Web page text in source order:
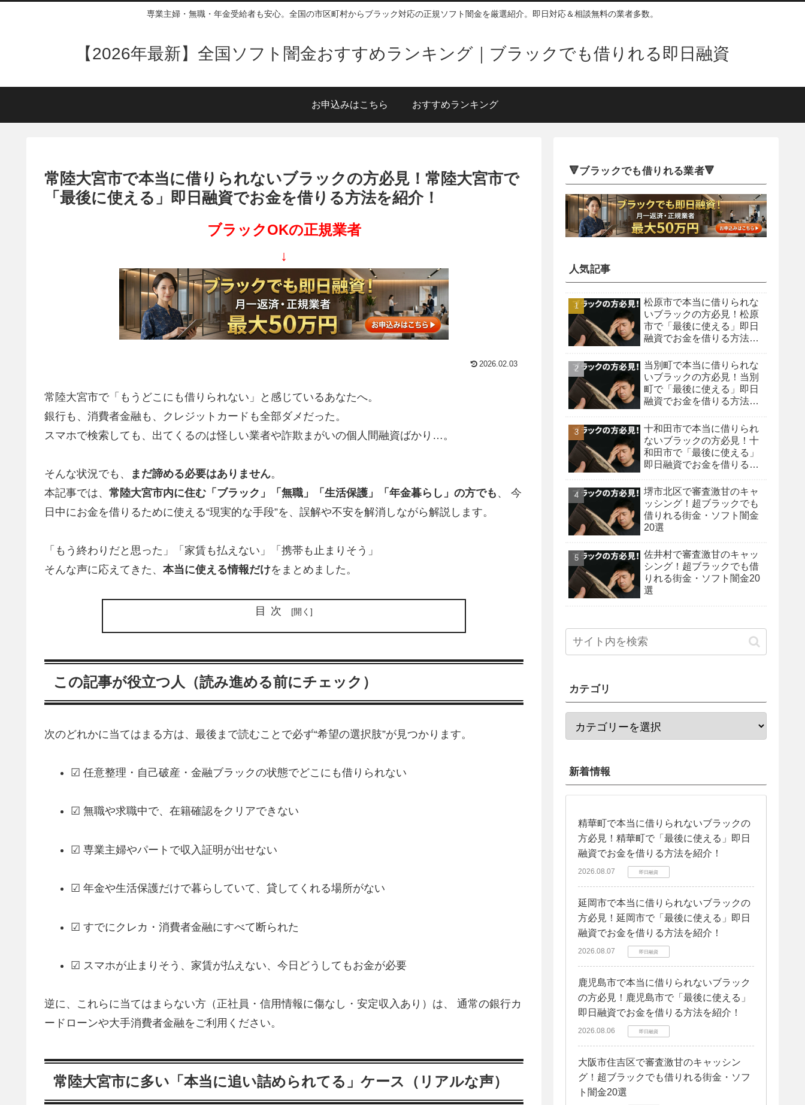
専業主婦・無職・年金受給者も安心。全国の市区町村からブラック対応の正規ソフト闇金を厳選紹介。即日対応＆相談無料の業者多数。
【2026年最新】全国ソフト闇金おすすめランキング｜ブラックでも借りれる即日融資
お申込みはこちら おすすめランキング
常陸大宮市で本当に借りられないブラックの方必見！常陸大宮市で
「最後に使える」即日融資でお金を借りる方法を紹介！
ブラックOKの正規業者
↓
2026.02.03
常陸大宮市で「もうどこにも借りられない」と感じているあなたへ。
銀行も、消費者金融も、クレジットカードも全部ダメだった。
スマホで検索しても、出てくるのは怪しい業者や詐欺まがいの個人間融資ばかり…。
そんな状況でも、 まだ諦める必要はありません。
本記事では、 常陸大宮市内に住む「ブラック」「無職」「生活保護」「年金暮らし」の方でも 、 今
日中にお金を借りるために使える“現実的な手段”を、誤解や不安を解消しながら解説します。
「もう終わりだと思った」「家賃も払えない」「携帯も止まりそう」
そんな声に応えてきた、 本当に使える情報だけをまとめました。
目次
この記事が役立つ人（読み進める前にチェック）
次のどれかに当てはまる方は、最後まで読むことで必ず“希望の選択肢”が見つかります。
☑ 任意整理・自己破産・金融ブラックの状態でどこにも借りられない
☑ 無職や求職中で、在籍確認をクリアできない
☑ 専業主婦やパートで収入証明が出せない
☑ 年金や生活保護だけで暮らしていて、貸してくれる場所がない
☑ すでにクレカ・消費者金融にすべて断られた
☑ スマホが止まりそう、家賃が払えない、今日どうしてもお金が必要
逆に、これらに当てはまらない方（正社員・信用情報に傷なし・安定収入あり）は、 通常の銀行カ
ードローンや大手消費者金融をご利用ください。
常陸大宮市に多い「本当に追い詰められてる」ケース（リアルな声）
🔻ブラックでも借りれる業者🔻
人気記事
松原市で本当に借りられな
いブラックの方必見！松原
市で「最後に使える」即日
融資でお金を借りる方法を
当別町で本当に借りられな
いブラックの方必見！当別
町で「最後に使える」即日
融資でお金を借りる方法を
十和田市で本当に借りられ
ないブラックの方必見！十
和田市で「最後に使える」
即日融資でお金を借りる方
堺市北区で審査激甘のキャ
ッシング！超ブラックでも
借りれる街金・ソフト闇金
20選
佐井村で審査激甘のキャッ
シング！超ブラックでも借
りれる街金・ソフト闇金20
選
カテゴリ
新着情報
精華町で本当に借りられないブラックの
方必見！精華町で「最後に使える」即日
融資でお金を借りる方法を紹介！
2026.08.07 即日融資
延岡市で本当に借りられないブラックの
方必見！延岡市で「最後に使える」即日
融資でお金を借りる方法を紹介！
2026.08.07 即日融資
鹿児島市で本当に借りられないブラック
の方必見！鹿児島市で「最後に使える」
即日融資でお金を借りる方法を紹介！
2026.08.06 即日融資
大阪市住吉区で審査激甘のキャッシン
グ！超ブラックでも借りれる街金・ソフ
ト闇金20選